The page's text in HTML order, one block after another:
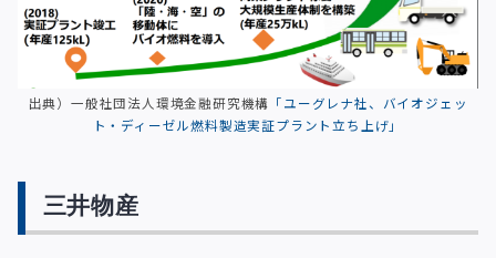
出典）一般社団法人環境金融研究機構 「ユーグレナ社、バイオジェッ
ト・ディーゼル燃料製造実証プラント立ち上げ」
三井物産